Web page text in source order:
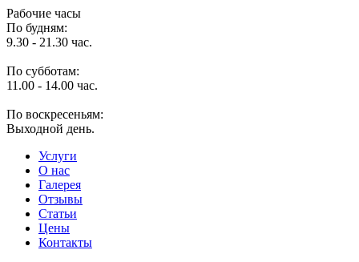
Рабочие часы
По будням:
9.30 - 21.30 час.
По субботам:
11.00 - 14.00 час.
По воскресеньям:
Выходной день.
Услуги
O нас
Галерея
Отзывы
Статьи
Цены
Контакты